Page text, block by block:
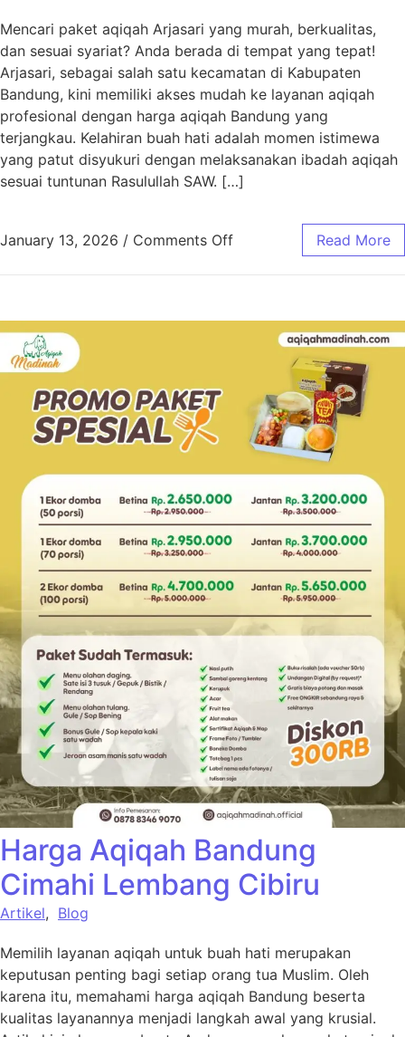
Mencari paket aqiqah Arjasari yang murah, berkualitas,
dan sesuai syariat? Anda berada di tempat yang tepat!
Arjasari, sebagai salah satu kecamatan di Kabupaten
Bandung, kini memiliki akses mudah ke layanan aqiqah
profesional dengan harga aqiqah Bandung yang
terjangkau. Kelahiran buah hati adalah momen istimewa
yang patut disyukuri dengan melaksanakan ibadah aqiqah
sesuai tuntunan Rasulullah SAW. […]
January 13, 2026 / Comments Off Read More
Harga Aqiqah Bandung
Cimahi Lembang Cibiru
Artikel, Blog
Memilih layanan aqiqah untuk buah hati merupakan
keputusan penting bagi setiap orang tua Muslim. Oleh
karena itu, memahami harga aqiqah Bandung beserta
kualitas layanannya menjadi langkah awal yang krusial.